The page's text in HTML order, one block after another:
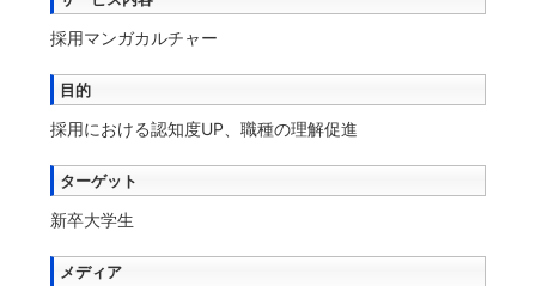
採用マンガカルチャー
目的
採用における認知度UP、職種の理解促進
ターゲット
新卒大学生
メディア